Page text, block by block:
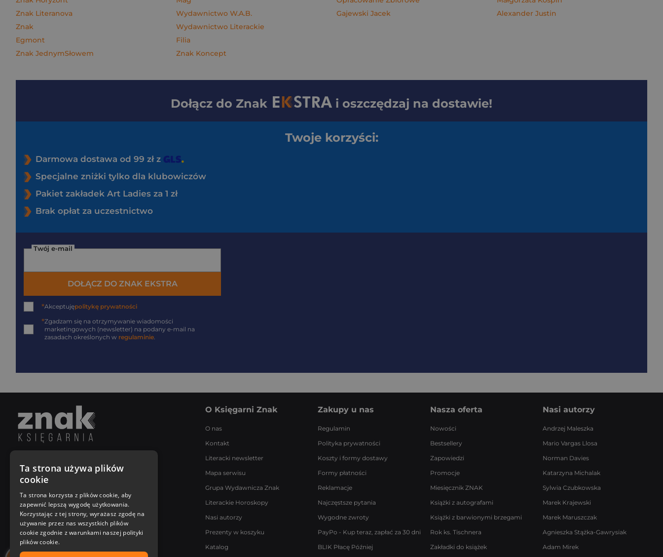
Znak Literanova
Znak
Egmont
Znak JednymSłowem
Wydawnictwo W.A.B.
Wydawnictwo Literackie
Filia
Znak Koncept
Gajewski Jacek
Alexander Justin
Dołącz do Znak i oszczędzaj na dostawie!
Twoje korzyści:
Darmowa dostawa od 99 zł z
Specjalne zniżki tylko dla klubowiczów
Pakiet zakładek Art Ladies za 1 zł
Brak opłat za uczestnictwo
Twój e-mail
DOŁĄCZ DO ZNAK EKSTRA
*Akceptujępolitykę prywatności
*Zgadzam się na otrzymywanie wiadomości
marketingowych (newsletter) na podany e-mail na
zasadach określonych w regulaminie.
Poniedziałek - Piątek
8:00 - 18:00
[email protected]
Bądź z nami na bieżąco
O Księgarni Znak
O nas
Kontakt
Literacki newsletter
Mapa serwisu
Grupa Wydawnicza Znak
Literackie Horoskopy
Nasi autorzy
Prezenty w koszyku
Katalog
Zakupy u nas
Regulamin
Polityka prywatności
Koszty i formy dostawy
Formy płatności
Reklamacje
Najczęstsze pytania
Wygodne zwroty
PayPo - Kup teraz, zapłać za 30 dni
BLIK Płacę Później
Nasza oferta
Nowości
Bestsellery
Zapowiedzi
Promocje
Miesięcznik ZNAK
Książki z autografami
Książki z barwionymi brzegami
Rok ks. Tischnera
Zakładki do książek
Nasi autorzy
Andrzej Maleszka
Mario Vargas Llosa
Norman Davies
Katarzyna Michalak
Sylwia Czubkowska
Marek Krajewski
Marek Maruszczak
Agnieszka Stążka-Gawrysiak
Adam Mirek
Ta strona używa plików
cookie
Ta strona korzysta z plików cookie, aby
zapewnić lepszą wygodę użytkowania.
Korzystając z tej strony, wyrażasz zgodę na
używanie przez nas wszystkich plików
cookie zgodnie z warunkami naszej polityki
plików cookie.